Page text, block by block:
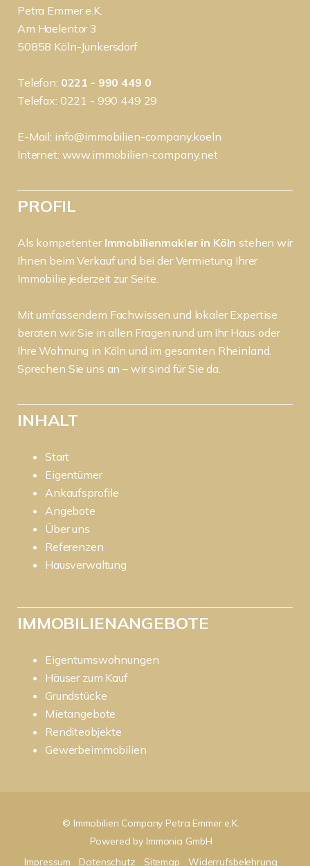
Petra Emmer e.K.
Am Haelentor 3
50858 Köln-Junkersdorf
Telefon: 0221 - 990 449 0
Telefax: 0221 - 990 449 29
E-Mail: info@immobilien-company.koeln
Internet: www.immobilien-company.net
PROFIL
Als kompetenter Immobilienmakler in Kölnstehen wir
Ihnen beim Verkauf und bei der Vermietung Ihrer
Immobilie jederzeit zur Seite.
Mit umfassendem Fachwissen und lokaler Expertise
beraten wir Sie in allen Fragen rund um Ihr Haus oder
Ihre Wohnung in Köln und im gesamten Rheinland.
Sprechen Sie uns an – wir sind für Sie da.
INHALT
Start
Eigentümer
Ankaufsprofile
Angebote
Über uns
Referenzen
Hausverwaltung
IMMOBILIENANGEBOTE
Eigentumswohnungen
Häuser zum Kauf
Grundstücke
Mietangebote
Renditeobjekte
Gewerbeimmobilien
© Immobilien Company Petra Emmer e.K.
Powered by Immonia GmbH
Impressum
Datenschutz Sitemap Widerrufsbelehrung